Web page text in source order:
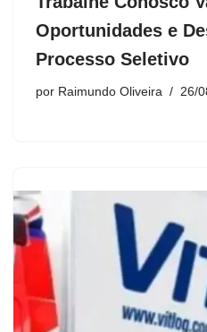
Oportunidades e
Processo Seletivo
por Raimundo Oliveira 26/